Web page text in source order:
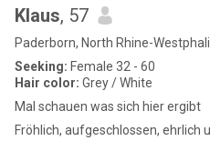
Klaus, 57
Paderborn, North Rhine-
Seeking: Female 32 - 60
Hair color: Grey / White
Mal schauen was sich hier ergibt
Fröhlich, aufgeschlossen, ehrlich